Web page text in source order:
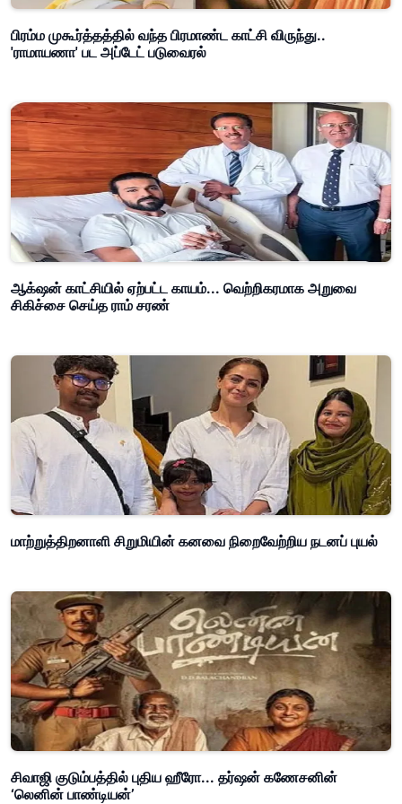
பிரம்ம முகூர்த்தத்தில் வந்த பிரமாண்ட காட்சி விருந்து..
'ராமாயணா' பட அப்டேட் படுவைரல்
ஆக்‌ஷன் காட்சியில் ஏற்பட்ட காயம்... வெற்றிகரமாக அறுவை
சிகிச்சை செய்த ராம் சரண்
மாற்றுத்திறனாளி சிறுமியின் கனவை நிறைவேற்றிய நடனப் புயல்
சிவாஜி குடும்பத்தில் புதிய ஹீரோ... தர்ஷன் கணேசனின்
‘லெனின் பாண்டியன்’